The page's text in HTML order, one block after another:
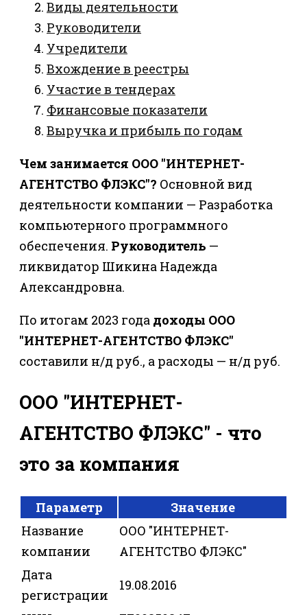
Виды деятельности
Руководители
Учредители
Вхождение в реестры
Участие в тендерах
Финансовые показатели
Выручка и прибыль по годам
Чем занимается ООО "ИНТЕРНЕТ-
АГЕНТСТВО ФЛЭКС"? Основной вид
деятельности компании — Разработка
компьютерного программного
обеспечения. Руководитель —
ликвидатор Шикина Надежда
Александровна.
По итогам 2023 года доходы ООО
"ИНТЕРНЕТ-АГЕНТСТВО ФЛЭКС"
составили н/д руб., а расходы — н/д руб.
ООО "ИНТЕРНЕТ-
АГЕНТСТВО ФЛЭКС" - что
это за компания
Параметр
Значение
Название
компании
ООО "ИНТЕРНЕТ-
АГЕНТСТВО ФЛЭКС"
Дата
регистрации
19.08.2016